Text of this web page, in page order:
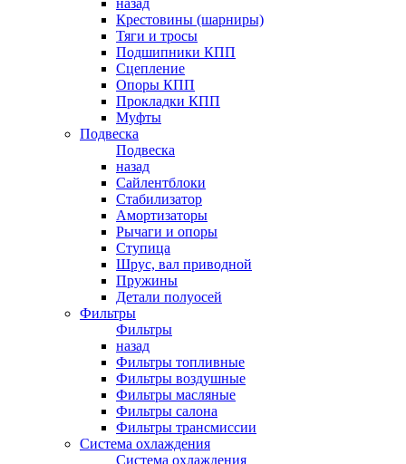
назад
Крестовины (шарниры)
Тяги и тросы
Подшипники КПП
Сцепление
Опоры КПП
Прокладки КПП
Муфты
Подвеска
Подвеска
назад
Сайлентблоки
Стабилизатор
Амортизаторы
Рычаги и опоры
Ступица
Шрус, вал приводной
Пружины
Детали полуосей
Фильтры
Фильтры
назад
Фильтры топливные
Фильтры воздушные
Фильтры масляные
Фильтры салона
Фильтры трансмиссии
Система охлаждения
Система охлаждения